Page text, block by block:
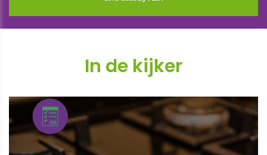
In de kijker